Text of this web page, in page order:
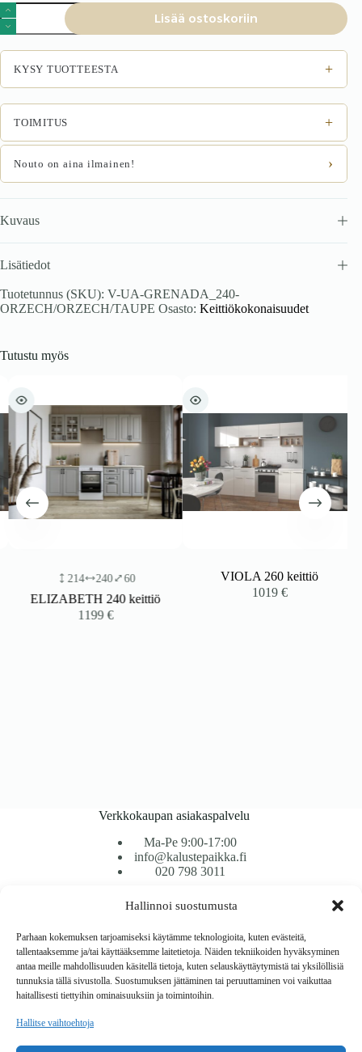
Hallinnoi suostumusta
Parhaan kokemuksen tarjoamiseksi käytämme teknologioita, kuten evästeitä,
tallentaaksemme ja/tai käyttääksemme laitetietoja. Näiden tekniikoiden hyväksyminen
antaa meille mahdollisuuden käsitellä tietoja, kuten selauskäyttäytymistä tai yksilöllisiä
tunnuksia tällä sivustolla. Suostumuksen jättäminen tai peruuttaminen voi vaikuttaa
haitallisesti tiettyihin ominaisuuksiin ja toimintoihin.
Hallitse vaihtoehtoja
GRENADA
240
keittiökompleksi,
pähkinäpuu,
pähkinäpuu
franklin/taupe
määrä
Lisää ostoskoriin
KYSY TUOTTEESTA +
TOIMITUS +
Nouto on aina ilmainen! ›
Kuvaus
Lisätiedot
Tuotetunnus (SKU): V-UA-GRENADA_240-
ORZECH/ORZECH/TAUPE Osasto: Keittiökokonaisuudet
Tutustu myös
214 240 60
ELIZABETH 240 keittiö
1199€
VIOLA 260 keittiö
1019€
Verkkokaupan asiakaspalvelu
Ma-Pe 9:00-17:00
info@kalustepaikka.fi
020 798 3011
Tavarantoimitus / Maksutavat
Toimitustavat
Maksutavat
Vaihto ja palautus
Reklamaatiot